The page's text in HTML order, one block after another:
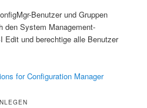
Benutzer und Gruppen
den System Management-
Edit und berechtige alle Benutzer
for Configuration Manager